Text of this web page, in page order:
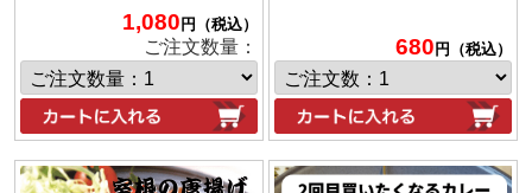
1,080円（税込）
ご注文数量： 680円（税込）